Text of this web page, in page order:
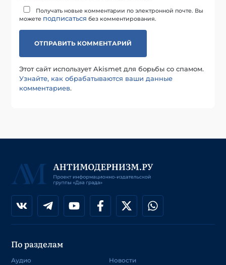
Получать новые комментарии по электронной почте. Вы
можете подписаться без комментирования.
Этот сайт использует Akismet для борьбы со спамом.
Узнайте, как обрабатываются ваши данные
комментариев.
По разделам
Аудио
Новости